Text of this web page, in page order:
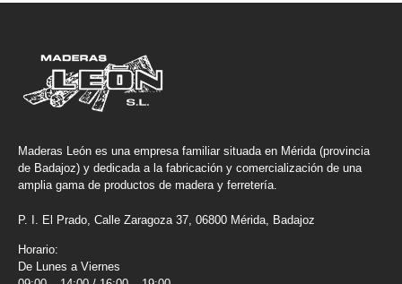
Maderas León es una empresa familiar situada en Mérida (provincia
de Badajoz) y dedicada a la fabricación y comercialización de una
amplia gama de productos de madera y ferretería.
P. I. El Prado, Calle Zaragoza 37, 06800 Mérida, Badajoz
Horario:
De Lunes a Viernes